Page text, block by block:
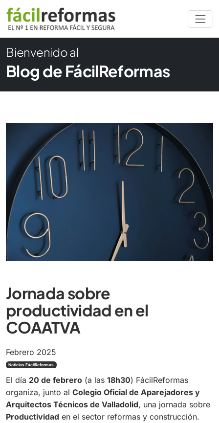
Bienvenido al
Blog de FácilReformas
Jornada sobre
productividad en el
COAATVA
Febrero 2025
Noticias FácilReformas
El día 20 de febrero (a las 18h30) FácilReformas
organiza, junto al Colegio Oficial de Aparejadores y
Arquitectos Técnicos de Valladolid, una jornada sobre
Productividad en el sector reformas y construcción.